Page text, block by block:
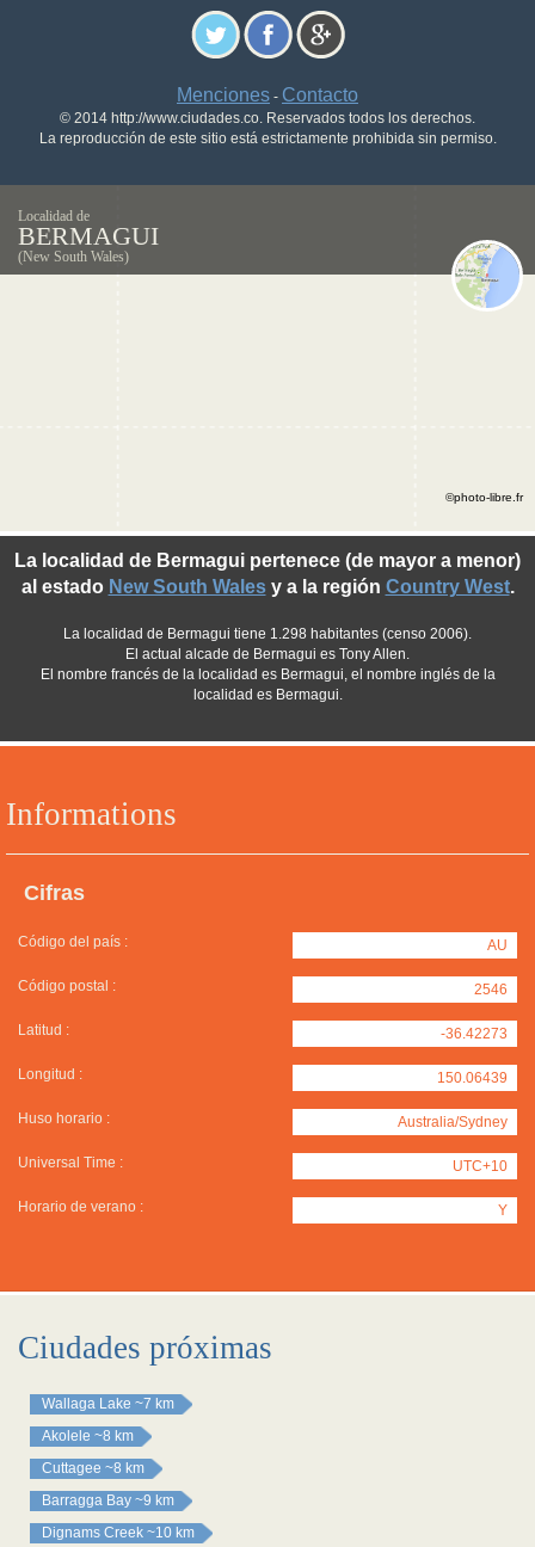
Menciones - Contacto
© 2014 http://www.ciudades.co. Reservados todos los derechos.
La reproducción de este sitio está estrictamente prohibida sin permiso.
Localidad de
BERMAGUI
(New South Wales)
Informations
Cifras
Código del país : AU
Código postal : 2546
Latitud : -36.42273
Longitud : 150.06439
Huso horario : Australia/Sydney
Universal Time : UTC+10
Horario de verano : Y
La localidad de Bermagui pertenece (de mayor a menor)
al estado New South Walesy a la región Country West.
La localidad de Bermagui tiene 1.298 habitantes (censo 2006).
El actual alcade de Bermagui es Tony Allen.
El nombre francés de la localidad es Bermagui, el nombre inglés de la
localidad es Bermagui.
©photo-libre.fr
Ciudades próximas
Wallaga Lake ~7 km
Akolele ~8 km
Cuttagee ~8 km
Barragga Bay ~9 km
Dignams Creek ~10 km